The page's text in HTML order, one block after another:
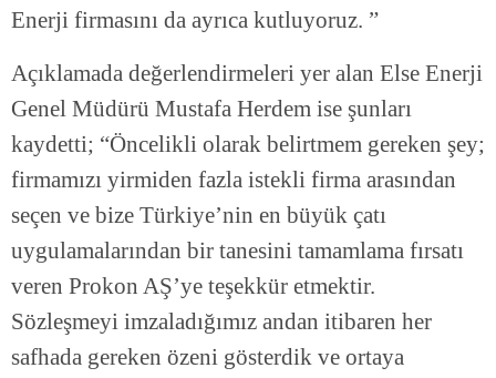
Enerji firmasını da ayrıca kutluyoruz. ”
Açıklamada değerlendirmeleri yer alan Else Enerji
Genel Müdürü Mustafa Herdem ise şunları
kaydetti; “Öncelikli olarak belirtmem gereken şey;
firmamızı yirmiden fazla istekli firma arasından
seçen ve bize Türkiye’nin en büyük çatı
uygulamalarından bir tanesini tamamlama fırsatı
veren Prokon AŞ’ye teşekkür etmektir.
Sözleşmeyi imzaladığımız andan itibaren her
safhada gereken özeni gösterdik ve ortaya